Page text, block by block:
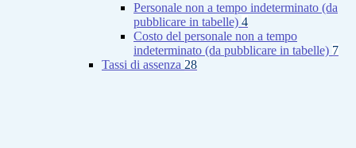
Personale non a tempo indeterminato (da
pubblicare in tabelle) 4
Costo del personale non a tempo
indeterminato (da pubblicare in tabelle) 7
Tassi di assenza 28